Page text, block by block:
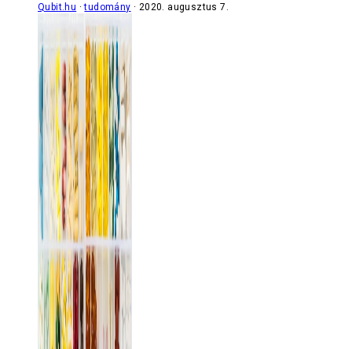
Qubit.hu tudomány 2020. augusztus 7.